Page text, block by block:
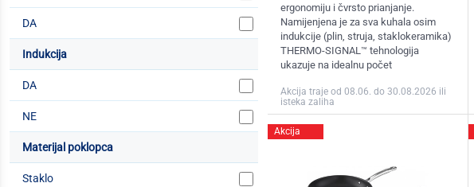
DA
Indukcija
DA
NE
Materijal poklopca
Staklo
ergonomiju i čvrsto prianjanje.
Namijenjena je za sva kuhala osim
indukcije (plin, struja, staklokeramika)
THERMO-SIGNAL™ tehnologija
ukazuje na idealnu počet
Akcija traje od 08.06. do 30.08.2026 ili
isteka zaliha
Akcija